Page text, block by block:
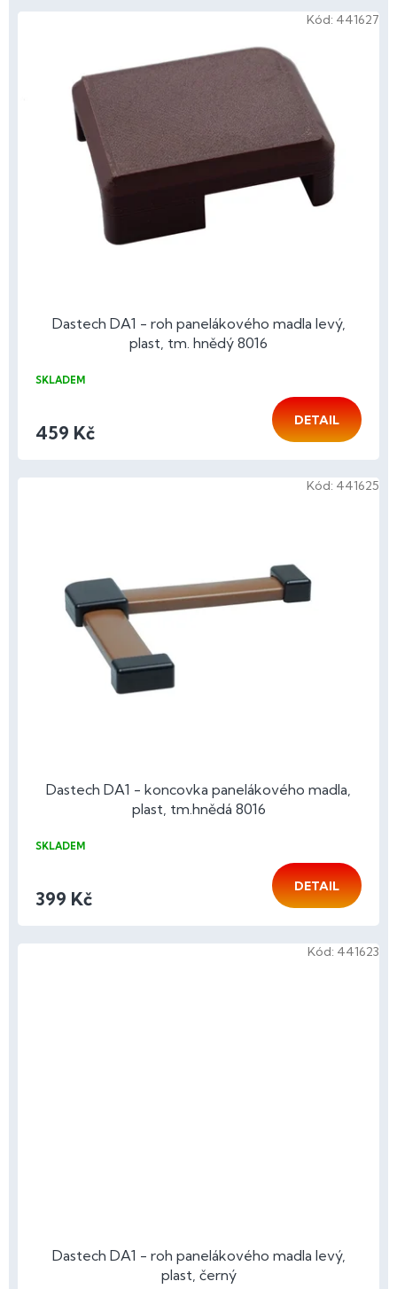
Dastech DA1 - roh panelákového madla levý,
plast, tm. hnědý 8016
SKLADEM
459 Kč
DETAIL
Kód: 441627
Dastech DA1 - koncovka panelákového madla,
plast, tm.hnědá 8016
SKLADEM
399 Kč
DETAIL
Kód: 441625
Dastech DA1 - roh panelákového madla levý,
plast, černý
Kód: 441623